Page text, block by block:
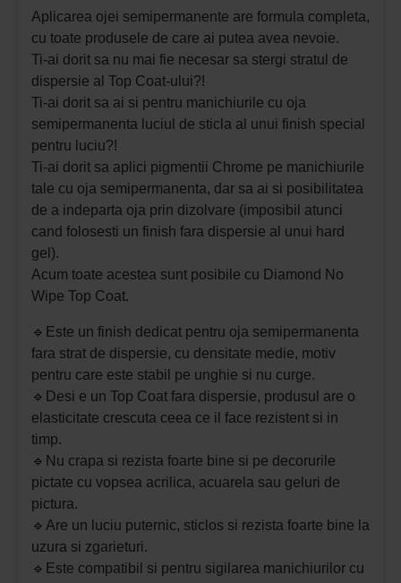
Aplicarea ojei semipermanente are formula completa,
cu toate produsele de care ai putea avea nevoie.
Ti-ai dorit sa nu mai fie necesar sa stergi stratul de
dispersie al Top Coat-ului?!
Ti-ai dorit sa ai si pentru manichiurile cu oja
semipermanenta luciul de sticla al unui finish special
pentru luciu?!
Ti-ai dorit sa aplici pigmentii Chrome pe manichiurile
tale cu oja semipermanenta, dar sa ai si posibilitatea
de a indeparta oja prin dizolvare (imposibil atunci
cand folosesti un finish fara dispersie al unui hard
gel).
Acum toate acestea sunt posibile cu Diamond No
Wipe Top Coat.
🔹Este un finish dedicat pentru oja semipermanenta
fara strat de dispersie, cu densitate medie, motiv
pentru care este stabil pe unghie si nu curge.
🔹Desi e un Top Coat fara dispersie, produsul are o
elasticitate crescuta ceea ce il face rezistent si in
timp.
🔹Nu crapa si rezista foarte bine si pe decorurile
pictate cu vopsea acrilica, acuarela sau geluri de
pictura.
🔹Are un luciu puternic, sticlos si rezista foarte bine la
uzura si zgarieturi.
🔹Este compatibil si pentru sigilarea manichiurilor cu